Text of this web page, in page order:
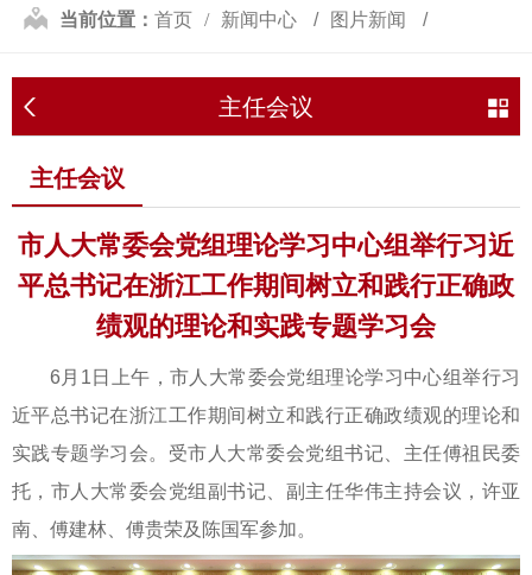
当前位置： 首页 新闻中心 图片新闻
主任会议
主任会议
主任会议
市人大常委会党组理论学习中心组举行习近
平总书记在浙江工作期间树立和践行正确政
绩观的理论和实践专题学习会
6月1日上午，市人大常委会党组理论学习中心组举行习
近平总书记在浙江工作期间树立和践行正确政绩观的理论和
实践专题学习会。受市人大常委会党组书记、主任傅祖民委
托，市人大常委会党组副书记、副主任华伟主持会议，许亚
南、傅建林、傅贵荣及陈国军参加。